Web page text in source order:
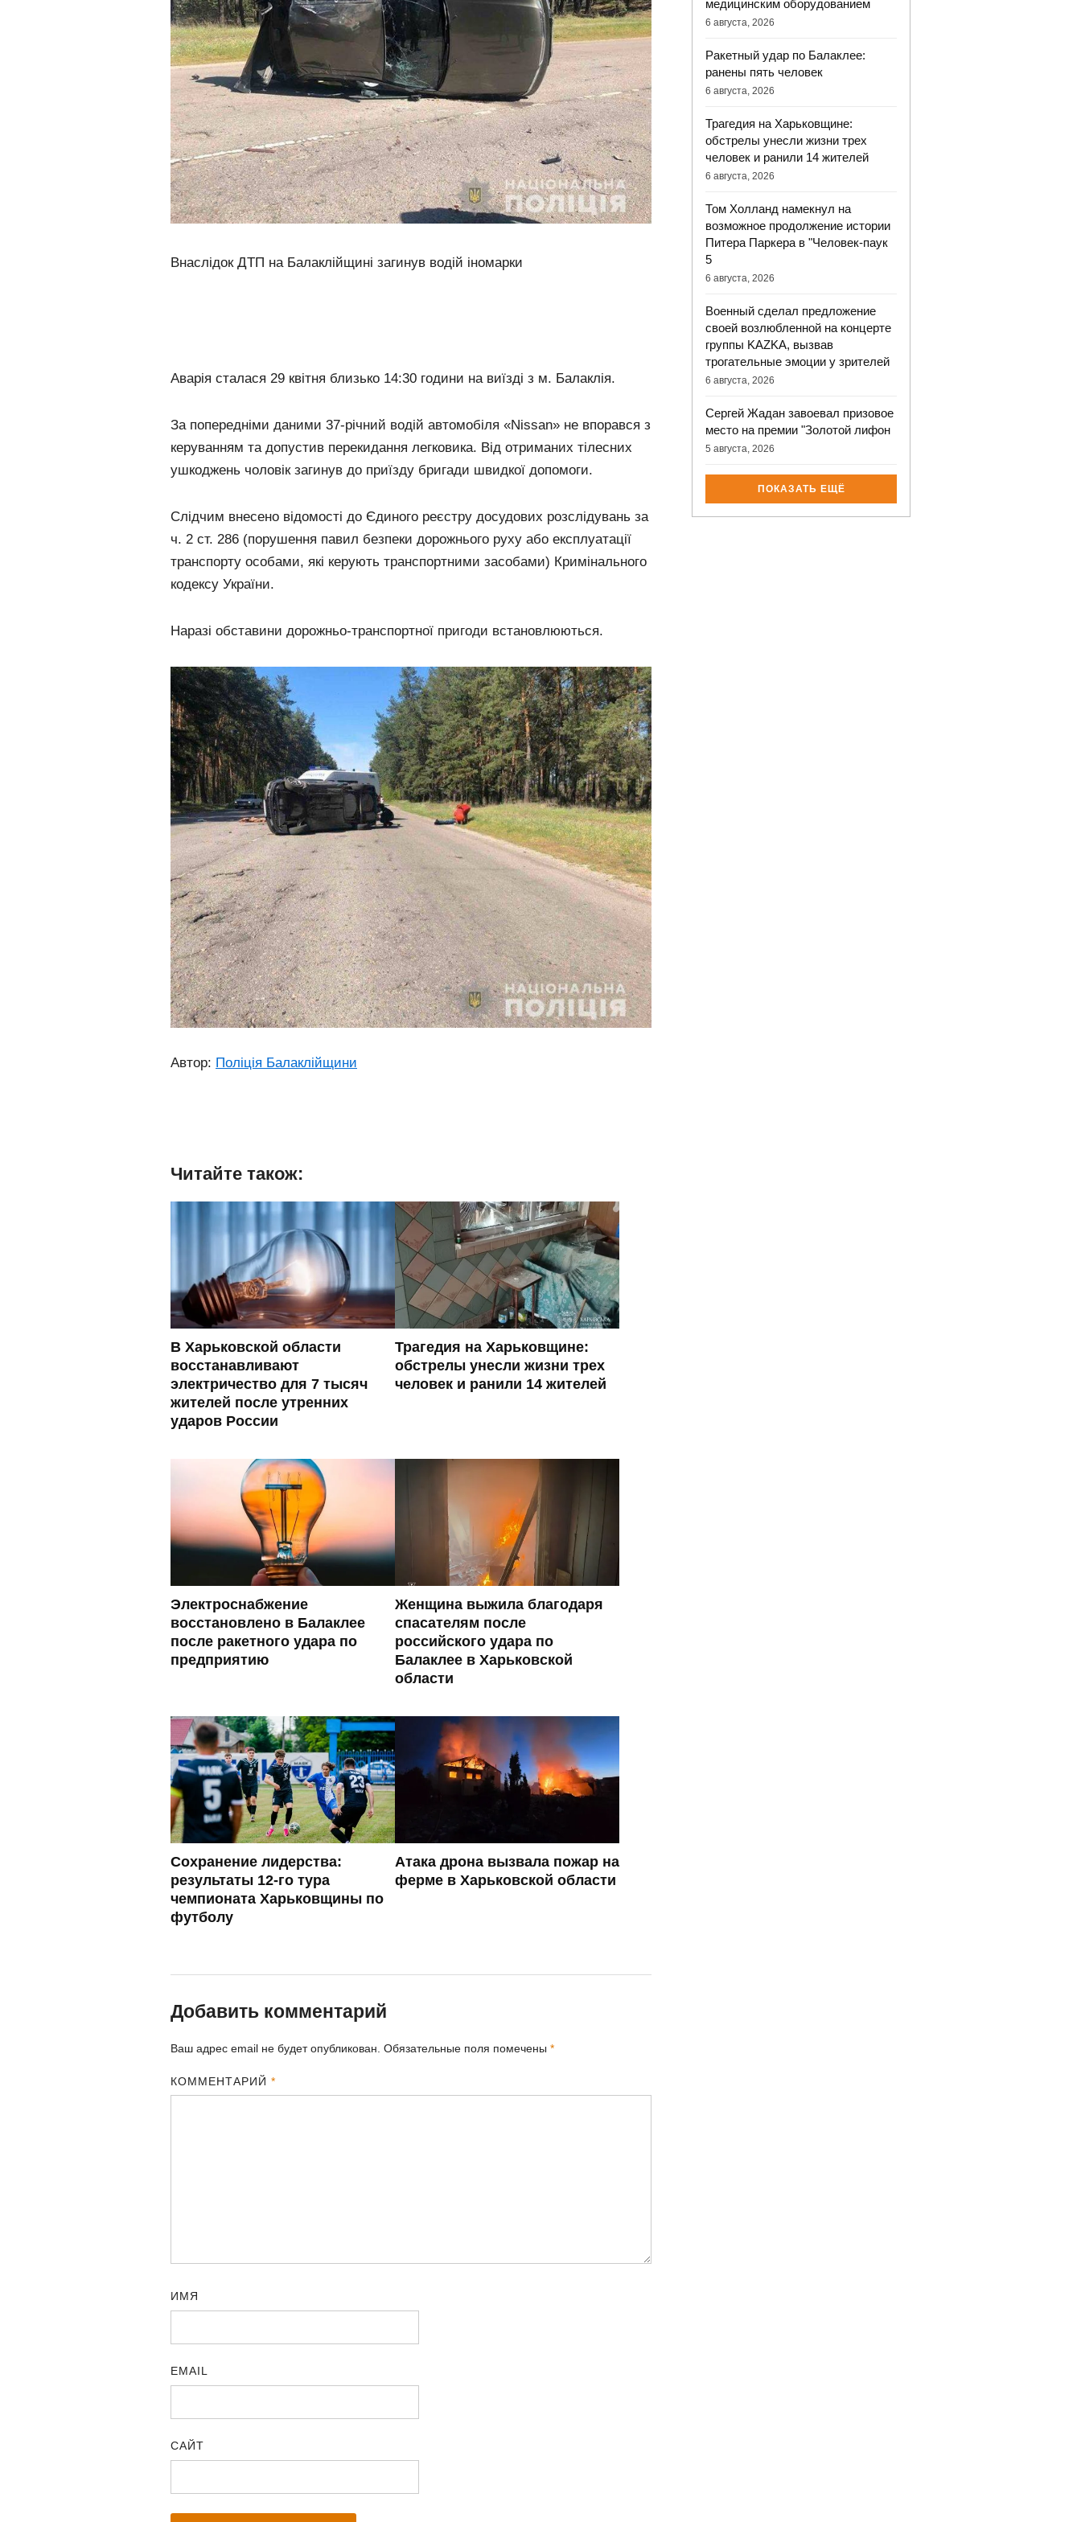
Внаслідок ДТП на Балаклійщині загинув водій іномарки
Аварія сталася 29 квітня близько 14:30 години на виїзді з м. Балаклія.
За попередніми даними 37-річний водій автомобіля «Nissan» не впорався з
керуванням та допустив перекидання легковика. Від отриманих тілесних
ушкоджень чоловік загинув до приїзду бригади швидкої допомоги.
Слідчим внесено відомості до Єдиного реєстру досудових розслідувань за
ч. 2 ст. 286 (порушення павил безпеки дорожнього руху або експлуатації
транспорту особами, які керують транспортними засобами) Кримінального
кодексу України.
Наразі обставини дорожньо-транспортної пригоди встановлюються.
Автор: Поліція Балаклійщини
Читайте також:
В Харьковской области
восстанавливают
электричество для 7 тысяч
жителей после утренних
ударов России
Трагедия на Харьковщине:
обстрелы унесли жизни трех
человек и ранили 14 жителей
Электроснабжение
восстановлено в Балаклее
после ракетного удара по
предприятию
Женщина выжила благодаря
спасателям после
российского удара по
Балаклее в Харьковской
области
Сохранение лидерства:
результаты 12-го тура
чемпионата Харьковщины по
футболу
Атака дрона вызвала пожар на
ферме в Харьковской области
Добавить комментарий
Ваш адрес email не будет опубликован. Обязательные поля помечены *
КОММЕНТАРИЙ*
ИМЯ
EMAIL
САЙТ
медицинским оборудованием
6 августа, 2026
Ракетный удар по Балаклее:
ранены пять человек
6 августа, 2026
Трагедия на Харьковщине:
обстрелы унесли жизни трех
человек и ранили 14 жителей
6 августа, 2026
Том Холланд намекнул на
возможное продолжение истории
Питера Паркера в "Человек-паук
5
6 августа, 2026
Военный сделал предложение
своей возлюбленной на концерте
группы KAZKA, вызвав
трогательные эмоции у зрителей
6 августа, 2026
Сергей Жадан завоевал призовое
место на премии "Золотой лифон
5 августа, 2026
ПОКАЗАТЬ ЕЩЁ